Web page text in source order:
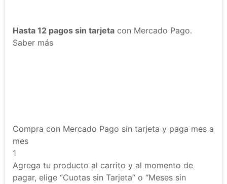
Hasta 12 pagos sin tarjeta con Mercado Pago.
Saber más
Compra con Mercado Pago sin tarjeta y paga mes a
mes
1
Agrega tu producto al carrito y al momento de
pagar, elige “Cuotas sin Tarjeta” o “Meses sin